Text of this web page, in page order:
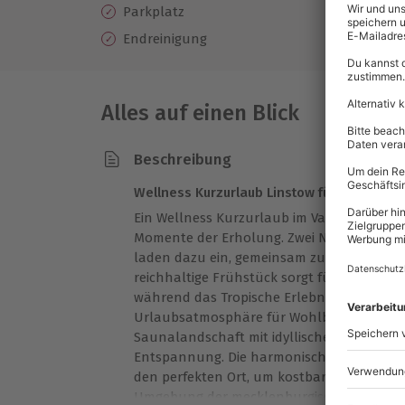
Parkplatz
Endreinigung
Alles auf einen Blick
Beschreibung
Wellness Kurzurlaub Linstow für 2 Nächte
Ein Wellness Kurzurlaub im Van der Valk
Momente der Erholung. Zwei Nächte in
laden dazu ein, gemeinsam zu
reichhaltige Frühstück sorgt für einen
während das Tropische Erlebnisbad mit
Urlaubsatmosphäre für Wohlbefinden
Saunalandschaft mit idyllischem
Entspannung. Die harmonische
den perfekten Ort, um kostbare
Umgebung der mecklenburgischen